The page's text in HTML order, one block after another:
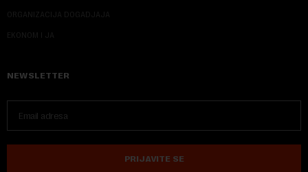
ORGANIZACIJA DOGADJAJA
EKONOM I JA
NEWSLETTER
PRIJAVITE SE